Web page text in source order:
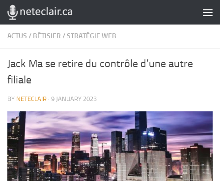
Skip to content
ACTUS / BÊTISIER /STRATÉGIE WEB
Jack Ma se retire du contrôle d’une autre
filiale
BY NETECLAIR · 9 JANUARY 2023